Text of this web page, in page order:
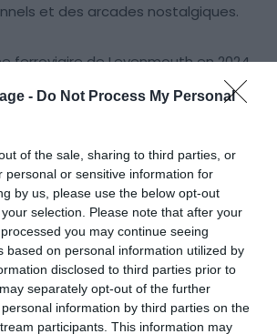
- Do Not Process My Personal
of the sale, sharing to third parties, or
personal or sensitive information for
by us, please use the below opt-out
selection. Please note that after your
you may continue seeing
based on personal information utilized by
disclosed to third parties prior to
separately opt-out of the further
information by third parties on the
participants. This information may
et des arcades nostalgiques.
ferroviaire de Levenmouth en 2024
Leven encore plus attrayante
d’un jour depuis Édimbourg — en à